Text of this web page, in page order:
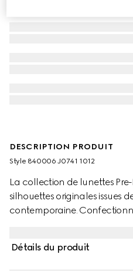
DESCRIPTION PRODUIT
Style ‎840006 J0741 1012
La collection de lunettes
silhouettes originales issues
contemporaine.
enlacés ajouré.
Détails du produit